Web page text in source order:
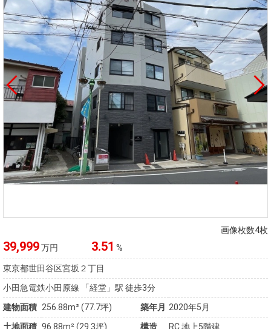
画像枚数4枚
39,999万円 3.51 %
東京都世田谷区宮坂２丁目
小田急電鉄小田原線 「経堂」駅 徒歩3分
建物面積 256.88m² (77.7坪) 築年月 2020年5月
土地面積 96.88m² (29.3坪) 構造 RC 地上5階建